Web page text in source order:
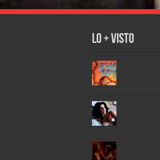
Lo + Visto